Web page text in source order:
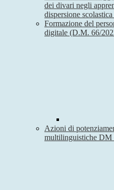
dei divari negli
dispersione
Formazione del
digitale (D.M. 66/
Azioni di
multilinguistiche DM